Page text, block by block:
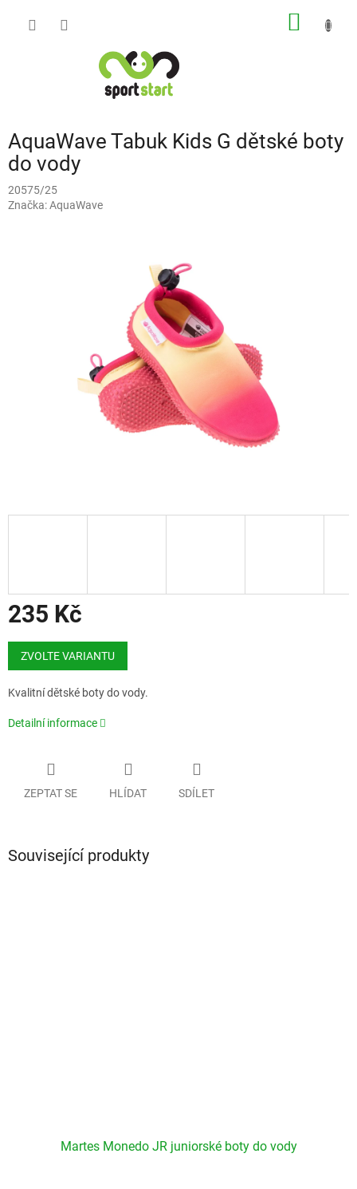
AquaWave Tabuk Kids G dětské boty
do vody
20575/25
Značka:AquaWave
235 Kč
Měrná
cena:
ZVOLTE VARIANTU
Kvalitní dětské boty do vody.
Detailní informace
ZEPTAT SE HLÍDAT SDÍLET
Související produkty
Martes Monedo JR juniorské boty do vody